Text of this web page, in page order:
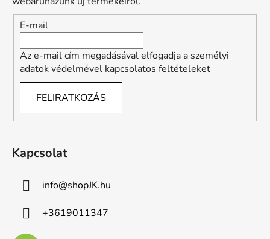
E-mail
Az e-mail cím megadásával elfogadja a személyi
adatok védelmével kapcsolatos feltételeket
FELIRATKOZÁS
Kapcsolat
info@shopJK.hu
+3619011347